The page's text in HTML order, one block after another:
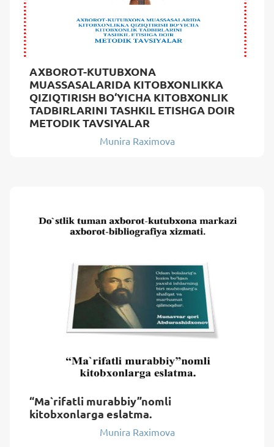
AXBOROT-KUTUBXONA
MUASSASALARIDA KITOBXONLIKKA
QIZIQTIRISH BO‘YICHA KITOBXONLIK
TADBIRLARINI TASHKIL ETISHGA DOIR
METODIK TAVSIYALAR
Munira Raximova
“Ma`rifatli murabbiy”nomli
kitobxonlarga eslatma.
Munira Raximova